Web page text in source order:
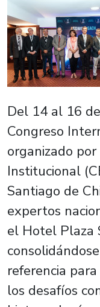
Del 14 al 16
Congreso
organizado
Institucional
Santiago de
expertos
el Hotel Plaza
referencia
los desafíos